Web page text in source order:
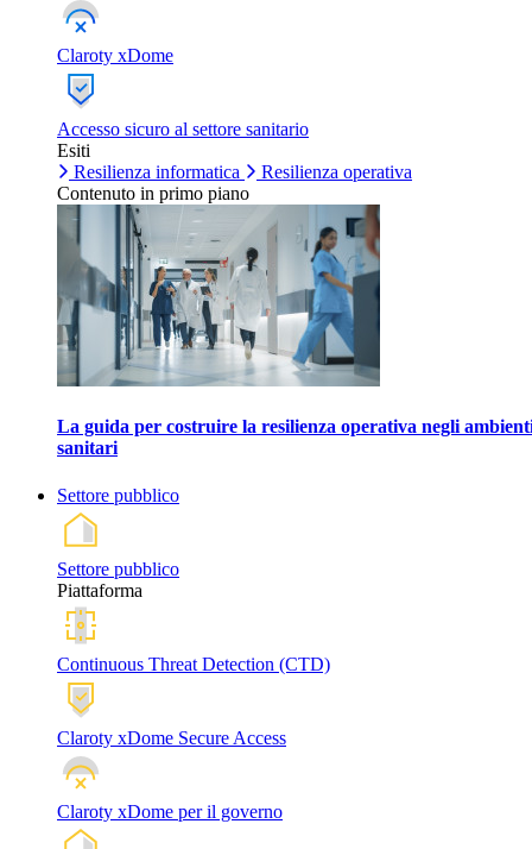
Claroty xDome
Accesso sicuro al settore sanitario
Esiti
Resilienza informatica
Resilienza operativa
Contenuto in primo piano
La guida per costruire la resilienza operativa negli
sanitari
Settore pubblico
Settore pubblico
Piattaforma
Continuous Threat Detection (CTD)
Claroty xDome Secure Access
Claroty xDome per il governo